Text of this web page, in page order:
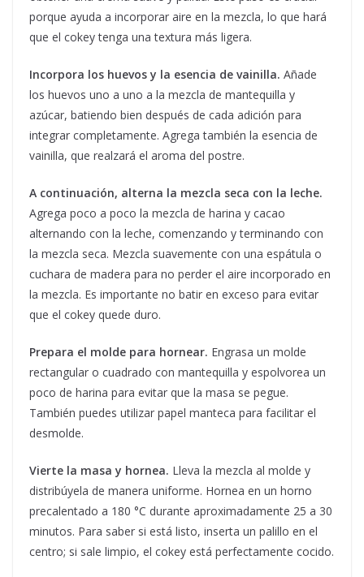
porque ayuda a incorporar aire en la mezcla, lo que hará
que el cokey tenga una textura más ligera.
Incorpora los huevos y la esencia de vainilla. Añade
los huevos uno a uno a la mezcla de mantequilla y
azúcar, batiendo bien después de cada adición para
integrar completamente. Agrega también la esencia de
vainilla, que realzará el aroma del postre.
A continuación, alterna la mezcla seca con la leche.
Agrega poco a poco la mezcla de harina y cacao
alternando con la leche, comenzando y terminando con
la mezcla seca. Mezcla suavemente con una espátula o
cuchara de madera para no perder el aire incorporado en
la mezcla. Es importante no batir en exceso para evitar
que el cokey quede duro.
Prepara el molde para hornear. Engrasa un molde
rectangular o cuadrado con mantequilla y espolvorea un
poco de harina para evitar que la masa se pegue.
También puedes utilizar papel manteca para facilitar el
desmolde.
Vierte la masa y hornea. Lleva la mezcla al molde y
distribúyela de manera uniforme. Hornea en un horno
precalentado a 180 °C durante aproximadamente 25 a 30
minutos. Para saber si está listo, inserta un palillo en el
centro; si sale limpio, el cokey está perfectamente cocido.